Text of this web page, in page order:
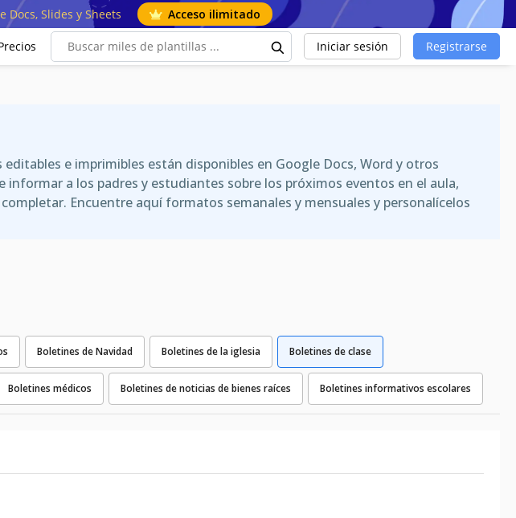
Slides y Sheets Acceso ilimitado
Iniciar sesión Registrarse
e imprimibles están disponibles en Google Docs, Word y otros
a los padres y estudiantes sobre los próximos eventos en el aula,
Encuentre aquí formatos semanales y mensuales y personalícelos
Boletines de Navidad Boletines de la iglesia Boletines de clase
Boletines médicos Boletines de noticias de bienes raíces Boletines informativos escolares